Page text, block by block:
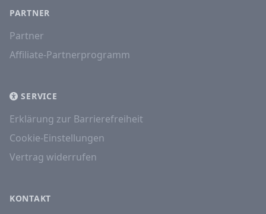
PARTNER
Partner
Affiliate-Partnerprogramm
SERVICE
Erklärung zur Barrierefreiheit
Cookie-Einstellungen
Vertrag widerrufen
KONTAKT